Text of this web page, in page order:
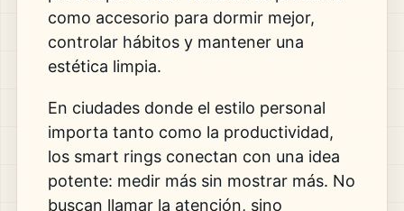
como accesorio para dormir mejor,
controlar hábitos y mantener una
estética limpia.
En ciudades donde el estilo personal
importa tanto como la productividad,
los smart rings conectan con una idea
potente: medir más sin mostrar más. No
buscan llamar la atención, sino